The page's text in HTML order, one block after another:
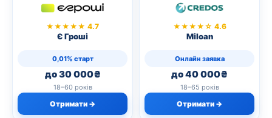
★★★★★ 4.7
Є Гроші
0,01% старт
до 30 000₴
18–60 років
Отримати →
★★★★☆ 4.6
Miloan
Онлайн заявка
до 40 000₴
18–65 років
Отримати →